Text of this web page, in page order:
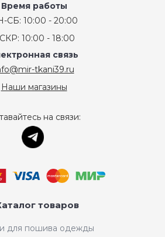
Время работы
СБ: 10:00 - 20:00
10:00 - 18:00
связь
tkani39.ru
Наши магазины
на связи:
товаров
для пошива одежды